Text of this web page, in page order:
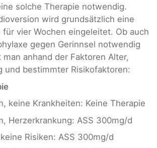
solche Therapie notwendig.
wird grundsätzlich eine
vier Wochen eingeleitet. Ob auch
gegen Gerinnsel notwendig
anhand der Faktoren Alter,
und bestimmter Risikofaktoren:
keine Krankheiten: Keine Therapie
Herzerkrankung: ASS 300mg/d
Risiken: ASS 300mg/d